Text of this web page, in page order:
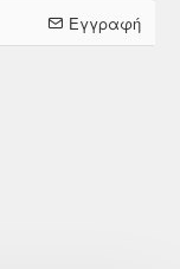
Εγγραφή